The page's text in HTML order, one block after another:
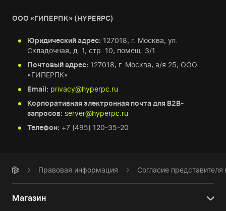
ООО «ГИПЕРПК» (HYPERPC)
Юридический адрес: 127018, г. Москва, ул.
Складочная, д. 1, стр. 10, помещ. 3/1
Почтовый адрес: 127018, г. Москва, а/я 25, ООО
«ГИПЕРПК»
Email: privacy@hyperpc.ru
Корпоративная электронная почта для B2B-
запросов: server@hyperpc.ru
Телефон: +7 (495) 120-35-20
Правовая информация Согласие
Магазин